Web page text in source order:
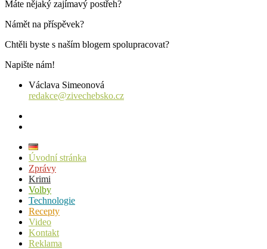
Máte nějaký zajímavý postřeh?
Námět na příspěvek?
Chtěli byste s naším blogem spolupracovat?
Napište nám!
Václava Simeonová
redakce@zivechebsko.cz
Úvodní stránka
Zprávy
Krimi
Volby
Technologie
Recepty
Video
Kontakt
Reklama